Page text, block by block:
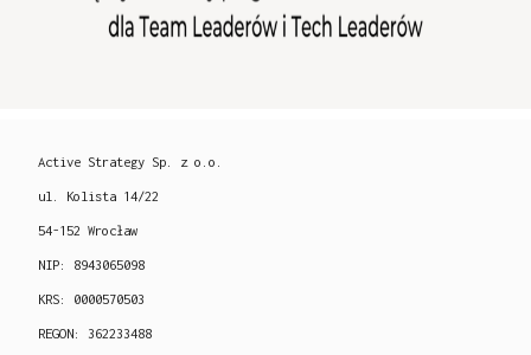
Active Strategy Sp. z o.o.
ul. Kolista 14/22
54-152 Wrocław
NIP: 8943065098
KRS: 0000570503
REGON: 362233488